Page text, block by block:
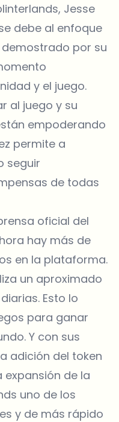
Jesse
debe al enfoque
por su
y el juego.
al juego y su
empoderando
permite a
seguir
de todas
oficial del
hay más de
en la plataforma.
un aproximado
Esto lo
para ganar
Y con sus
adición del token
expansión de la
uno de los
y de más rápido